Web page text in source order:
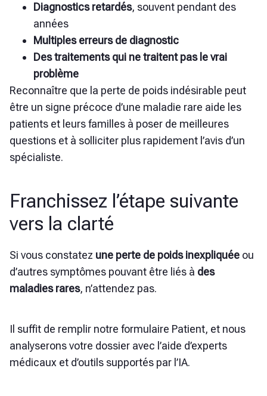
Diagnostics retardés, souvent pendant des
années
Multiples erreurs de diagnostic
Des traitements qui ne traitent pas le vrai
problème
Reconnaître que la perte de poids indésirable peut
être un signe précoce d’une maladie rare aide les
patients et leurs familles à poser de meilleures
questions et à solliciter plus rapidement l’avis d’un
spécialiste.
Franchissez l’étape suivante
vers la clarté
Si vous constatez une perte de poids inexpliquée ou
d’autres symptômes pouvant être liés à des
maladies rares, n’attendez pas.
Il suffit de remplir notre formulaire Patient, et nous
analyserons votre dossier avec l’aide d’experts
médicaux et d’outils supportés par l’IA.